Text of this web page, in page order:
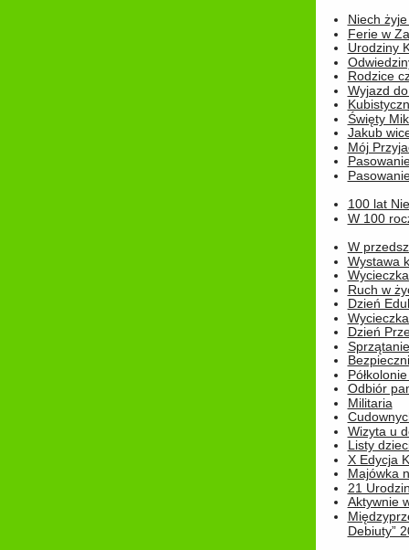
Niech
Ferie w
Urodziny
Rodzice
Wyjazd
Święty
Jakub
Mój
100 lat
W 100
W
Wystawa
Ruch w
Dzień
Dzień
Odbiór
Militaria
Wizyta u
Listy
X Edycja
Majówka
21
Aktywnie
Debiuty”